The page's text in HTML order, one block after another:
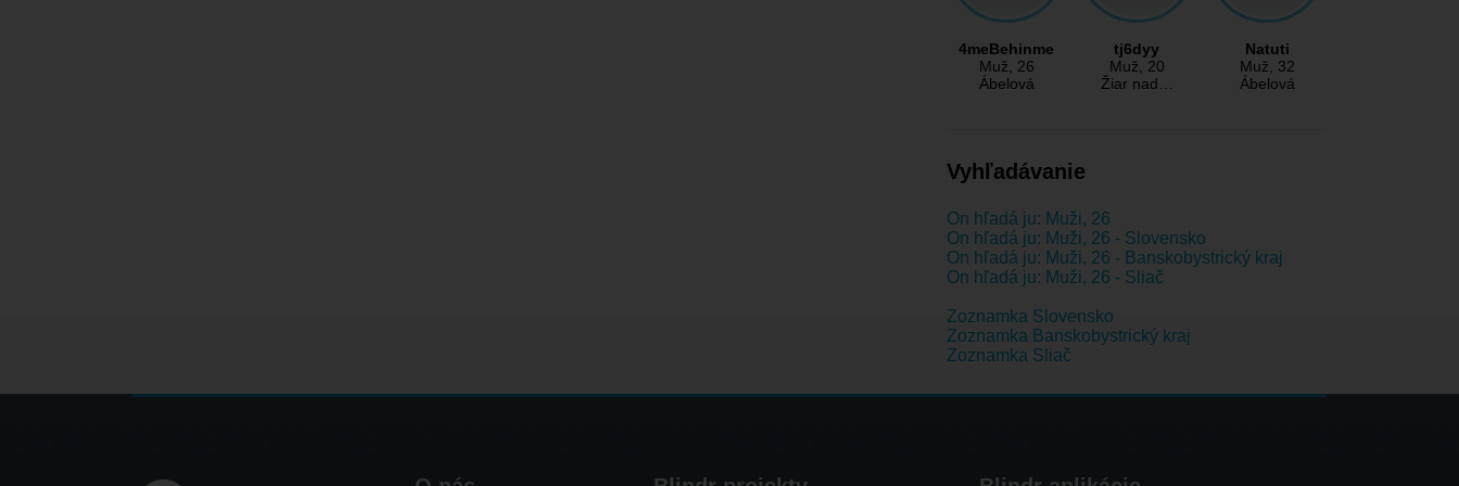
4meBehinme
Muž, 26
Ábelová
tj6dyy
Muž, 20
Žiar nad…
Natuti
Muž, 32
Ábelová
Vyhľadávanie
On hľadá ju: Muži, 26
On hľadá ju: Muži, 26 - Slovensko
On hľadá ju: Muži, 26 - Banskobystrický kraj
On hľadá ju: Muži, 26 - Sliač
Zoznamka Slovensko
Zoznamka Banskobystrický kraj
Zoznamka Sliač